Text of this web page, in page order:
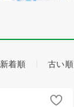
新着順 古い順